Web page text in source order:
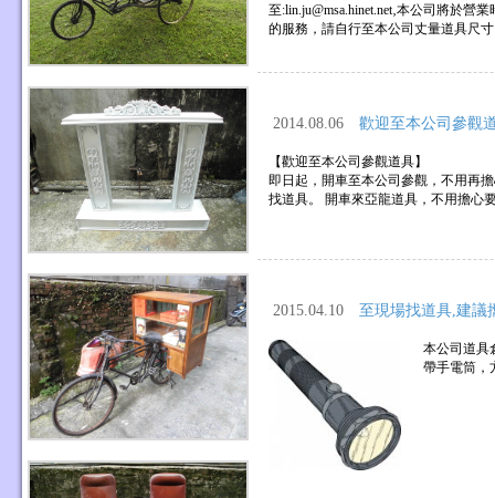
至:lin.ju@msa.hinet.net‚本公司將於
的服務，請自行至本公司丈量道具尺
2014.08.06 歡迎至本公司參觀
【歡迎至本公司參觀道具】
即日起，開車至本公司參觀，不用再
找道具。 開車來亞龍道具，不用擔心
2015.04.10 至現場找道具,建議
本公司道具
帶手電筒